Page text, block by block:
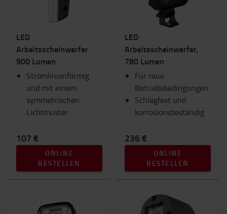
LED
Arbeitsscheinwerfer
900 Lumen
Stromlinienförmig
und mit einem
symmetrischen
Lichtmuster
107 €
ONLINE
BESTELLEN
LED
Arbeitsscheinwerfer,
780 Lumen
Für raue
Betriebsbedingungen
Schlagfest und
korrosionsbeständig
236 €
ONLINE
BESTELLEN